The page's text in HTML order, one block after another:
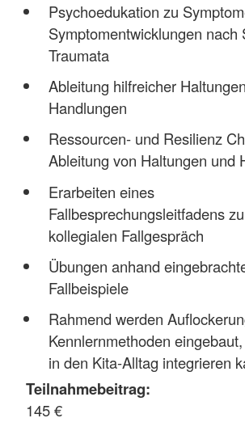
Psychoedukation zu
Symptomentwicklungen nach
Traumata
Ableitung hilfreicher
Handlungen
Ressourcen- und Resilienz
Ableitung von Haltungen und
Erarbeiten eines
Fallbesprechungsleitfadens
kollegialen Fallgespräch
Übungen anhand
Fallbeispiele
Rahmend werden
Kennlernmethoden
in den Kita-Alltag integrieren
Teilnahmebeitrag:
145 €